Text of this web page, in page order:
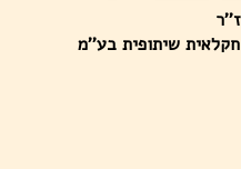
שיתופית בע''מ